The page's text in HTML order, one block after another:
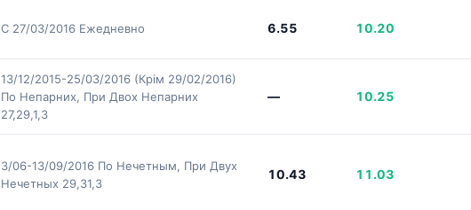
С 27/03/2016 Ежедневно 6.55 10.20
13/12/2015-25/03/2016 (Крім 29/02/2016)
По Непарних, При Двох Непарних
27,29,1,3
— 10.25
3/06-13/09/2016 По Нечетным, При Двух
Нечетных 29,31,3
10.43 11.03